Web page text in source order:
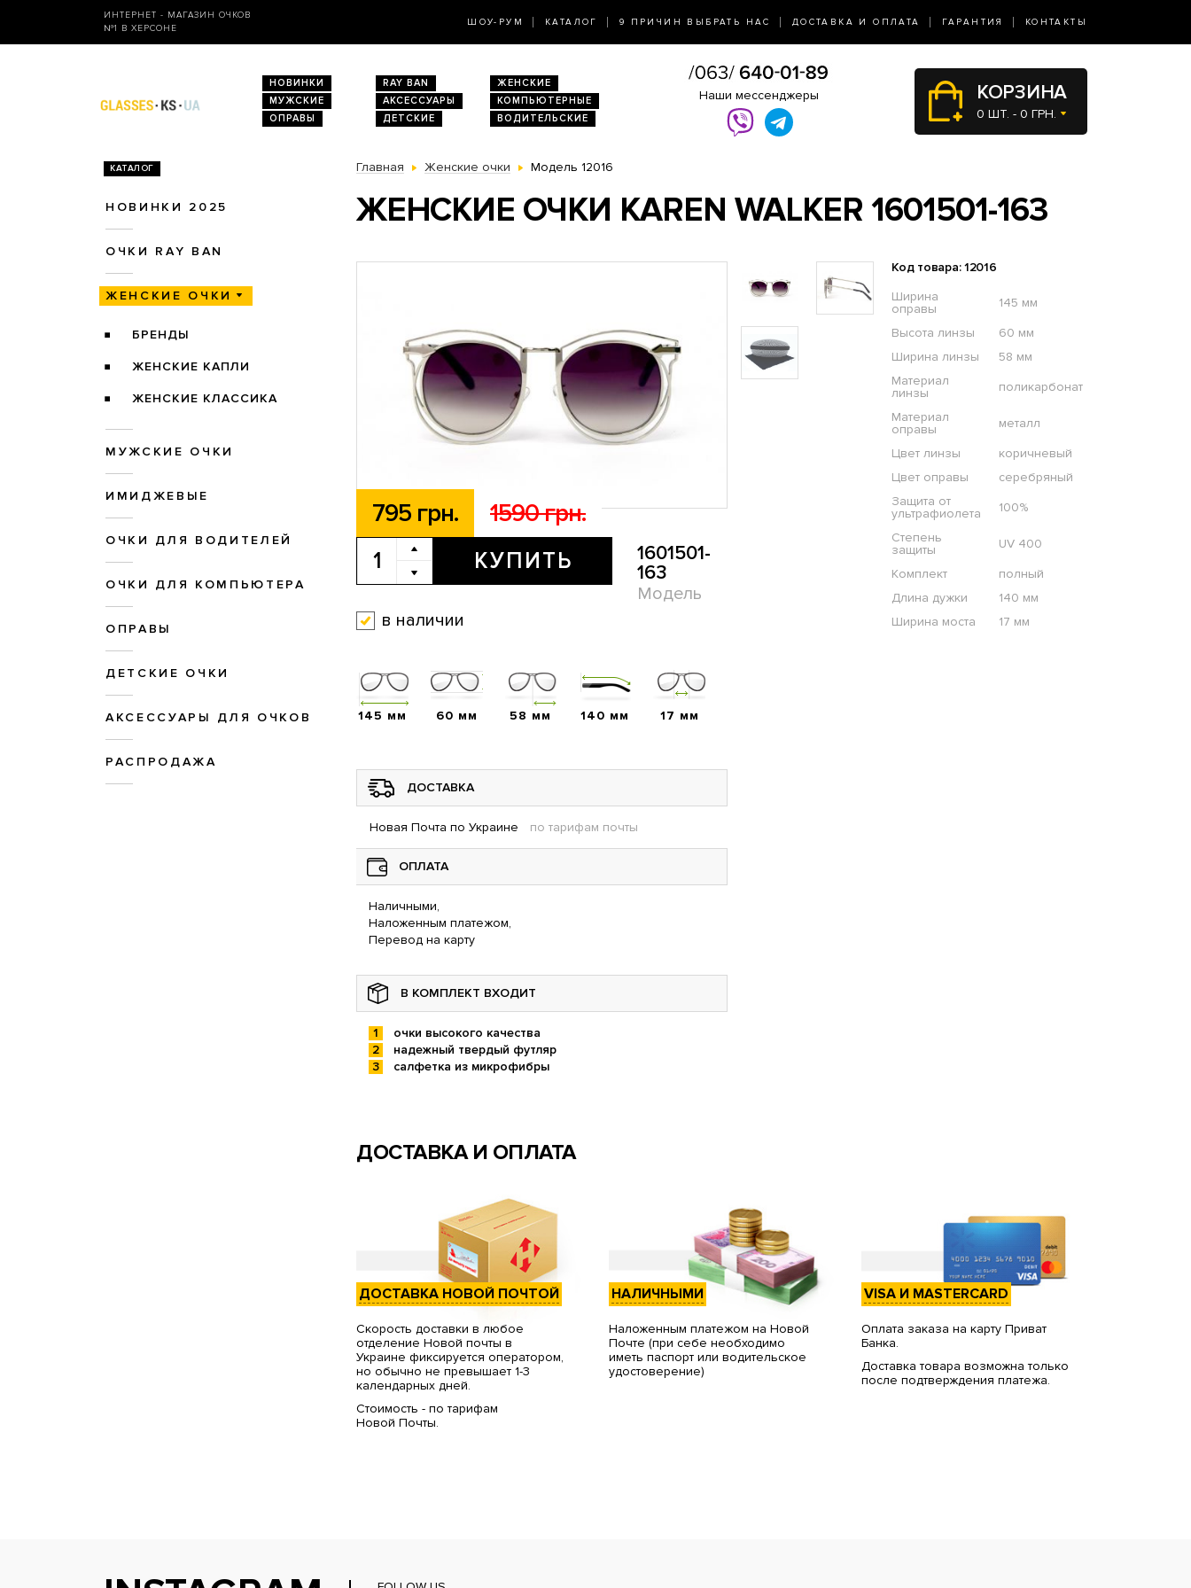
ИНТЕРНЕТ - МАГАЗИН ОЧКОВ
№1 В ХЕРСОНЕ
ШОУ-РУМ КАТАЛОГ 9 ПРИЧИН ВЫБРАТЬ НАС ДОСТАВКА И ОПЛАТА ГАРАНТИЯ КОНТАКТЫ
НОВИНКИ RAY BAN
ЖЕНСКИЕ
МУЖСКИЕ
АКСЕССУАРЫ
КОМПЬЮТЕРНЫЕ
ОПРАВЫ
ДЕТСКИЕ ВОДИТЕЛЬСКИЕ
Наши мессенджеры КОРЗИНА
0 ШТ. - 0 ГРН.
КАТАЛОГ
НОВИНКИ 2025
ОЧКИ RAY BAN
ЖЕНСКИЕ ОЧКИ
БРЕНДЫ
ЖЕНСКИЕ КАПЛИ
ЖЕНСКИЕ КЛАССИКА
МУЖСКИЕ ОЧКИ
ИМИДЖЕВЫЕ
ОЧКИ ДЛЯ ВОДИТЕЛЕЙ
ОЧКИ ДЛЯ КОМПЬЮТЕРА
ОПРАВЫ
ДЕТСКИЕ ОЧКИ
АКСЕССУАРЫ ДЛЯ ОЧКОВ
РАСПРОДАЖА
Главная Женские очки Модель 12016
ЖЕНСКИЕ ОЧКИ KAREN WALKER 1601501-163
795 грн. 1590 грн.
КУПИТЬ
1601501-
163
Модель
в наличии
Код товара: 12016
Ширина
оправы
145 мм
Высота линзы
60 мм
Ширина линзы
58 мм
Материал
линзы
поликарбонат
Материал
оправы
металл
Цвет линзы
коричневый
Цвет оправы
серебряный
Защита от
ультрафиолета
100%
Степень
защиты
UV 400
Комплект
полный
Длина дужки
140 мм
Ширина моста
17 мм
145 мм 60 мм 58 мм 140 мм 17 мм
ДОСТАВКА
Новая Почта по Украине по тарифам почты
ОПЛАТА
Наличными,
Наложенным платежом,
Перевод на карту
В КОМПЛЕКТ ВХОДИТ
очки высокого качества
надежный твердый футляр
салфетка из микрофибры
ДОСТАВКА И ОПЛАТА
ДОСТАВКА НОВОЙ ПОЧТОЙ
Скорость доставки в любое
отделение Новой почты в
Украине фиксируется оператором,
но обычно не превышает 1-3
календарных дней.
Стоимость - по тарифам
Новой Почты.
НАЛИЧНЫМИ
Наложенным платежом на Новой
Почте (при себе необходимо
иметь паспорт или водительское
удостоверение)
VISA И MASTERCARD
Оплата заказа на карту Приват
Банка.
Доставка товара возможна только
после подтверждения платежа.